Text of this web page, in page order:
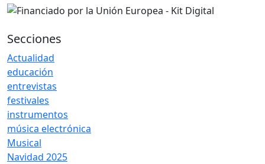
Secciones
Actualidad
educación
entrevistas
festivales
instrumentos
música electrónica
Musical
Navidad 2025